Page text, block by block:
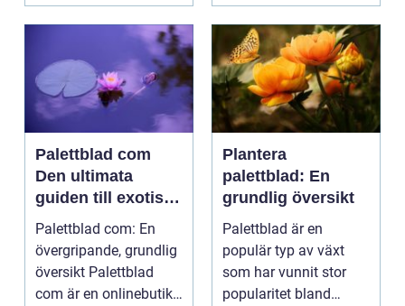
Palettblad com
Den ultimata
guiden till exotiska
växter
Palettblad com: En
övergripande, grundlig
översikt Palettblad
com är en onlinebutik
Plantera
palettblad: En
grundlig översikt
Palettblad är en
populär typ av växt
som har vunnit stor
popularitet bland